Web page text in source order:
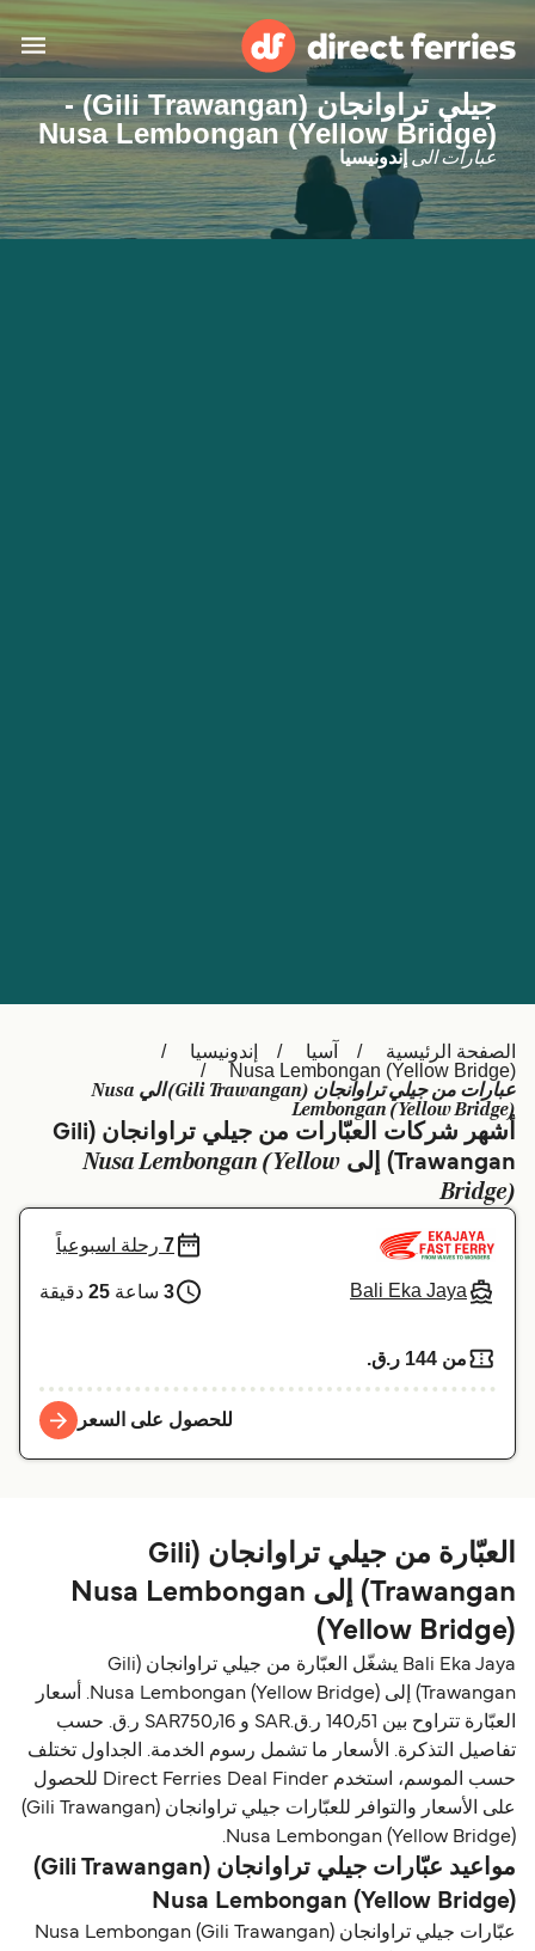
البلدان
تذاكر العبّارة
België (NL)
Ελλάδα
Belgique (FR)
Polska
Deutschland
Schweiz (DE)
Norge
Україна
Indonesia
جيلي تراوانجان (Gili Trawangan) -
Nusa Lembongan (Yellow Bridge)
عبارات الى إندونيسيا
الصفحة الرئيسية آسيا
إندونيسيا
Nusa Lembongan (Yellow Bridge)
عبارات من جيلي تراوانجان (Gili Trawangan) الي Nusa
Lembongan (Yellow Bridge)
أشهر شركات العبّارات من جيلي تراوانجان (Gili
Trawangan) إلى
Nusa Lembongan (Yellow
Bridge)
Bali Eka Jaya
7 رحلة اسبوعياً
3 ساعة 25 دقيقة
من 144 ر.ق.‏
للحصول على السعر
العبّارة من جيلي تراوانجان (Gili
Trawangan) إلى Nusa Lembongan
(Yellow Bridge)
Bali Eka Jaya يشغّل العبّارة من جيلي تراوانجان (Gili
Trawangan) إلى Nusa Lembongan (Yellow Bridge). أسعار
العبّارة تتراوح بين 140٫51 ر.ق.‏SAR و SAR750٫16 ر.ق.‏ حسب
تفاصيل التذكرة. الأسعار ما تشمل رسوم الخدمة. الجداول تختلف
حسب الموسم، استخدم Direct Ferries Deal Finder للحصول
على الأسعار والتوافر للعبّارات جيلي تراوانجان (Gili Trawangan)
Nusa Lembongan (Yellow Bridge).
مواعيد عبّارات جيلي تراوانجان (Gili Trawangan)
Nusa Lembongan (Yellow Bridge)
عبّارات جيلي تراوانجان (Gili Trawangan) Nusa Lembongan